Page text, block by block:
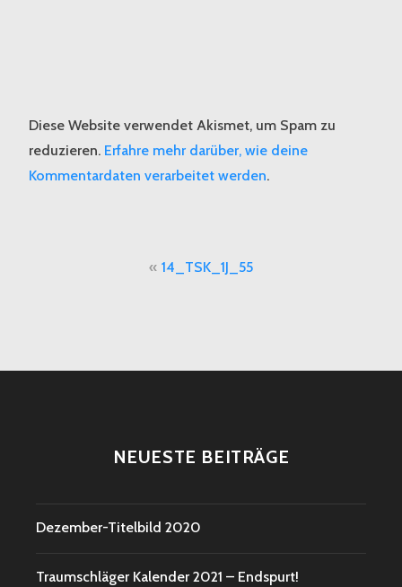
Diese Website verwendet Akismet, um Spam zu
reduzieren. Erfahre mehr darüber, wie deine
Kommentardaten verarbeitet werden.
Beitragsnavigation
14_TSK_1J_55
NEUESTE BEITRÄGE
Dezember-Titelbild 2020
Traumschläger Kalender 2021 – Endspurt!